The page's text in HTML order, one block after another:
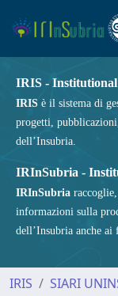
IRIS - Institutional
IRIS è il sistema di
progetti,
dell’Insubria.
IRInSubria -
IRInSubria
informazioni sulla
dell’Insubria anche
IRIS SIARI